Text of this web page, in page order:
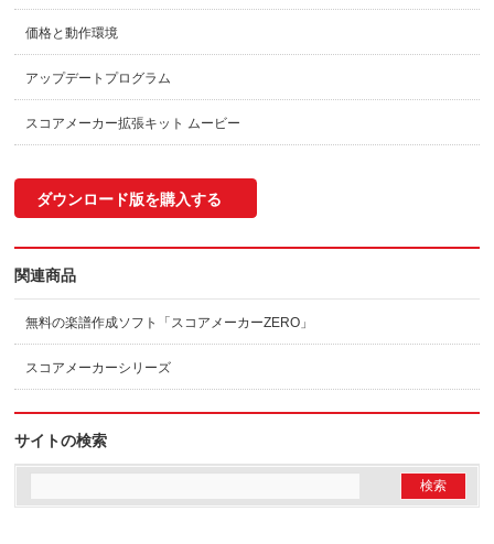
価格と動作環境
アップデートプログラム
スコアメーカー拡張キット ムービー
ダウンロード版を購入する
関連商品
無料の楽譜作成ソフト「スコアメーカーZERO」
スコアメーカーシリーズ
サイトの検索